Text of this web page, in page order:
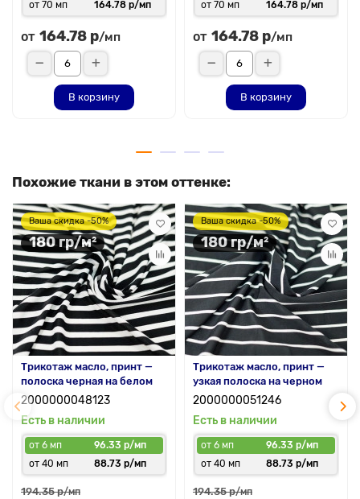
от 70 мп 164.78 р/мп
от 164.78 р/мп
В корзину
от 70 мп 164.78 р/мп
от 164.78 р/мп
В корзину
Похожие ткани в этом оттенке:
Ваша скидка -50%
180 гр/м²
Трикотаж масло, принт —
полоска черная на белом
2000000048123
Есть в наличии
от 6 мп
96.33 р/мп
от 40 мп
88.73 р/мп
194.35 р/мп
Ваша скидка -50%
180 гр/м²
Трикотаж масло, принт —
узкая полоска на черном
2000000051246
Есть в наличии
от 6 мп
96.33 р/мп
от 40 мп
88.73 р/мп
194.35 р/мп